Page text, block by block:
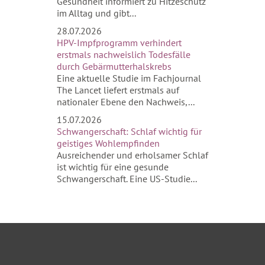
im Alltag und gibt...
28.07.2026
HPV-Impfprogramm verhindert
erstmals nachweislich Todesfälle
durch Gebärmutterhalskrebs
Eine aktuelle Studie im Fachjournal
The Lancet liefert erstmals auf
nationaler Ebene den Nachweis,...
15.07.2026
Schwangerschaft: Schlaf wichtig für
geistiges Wohlempfinden
Ausreichender und erholsamer Schlaf
ist wichtig für eine gesunde
Schwangerschaft. Eine US-Studie...